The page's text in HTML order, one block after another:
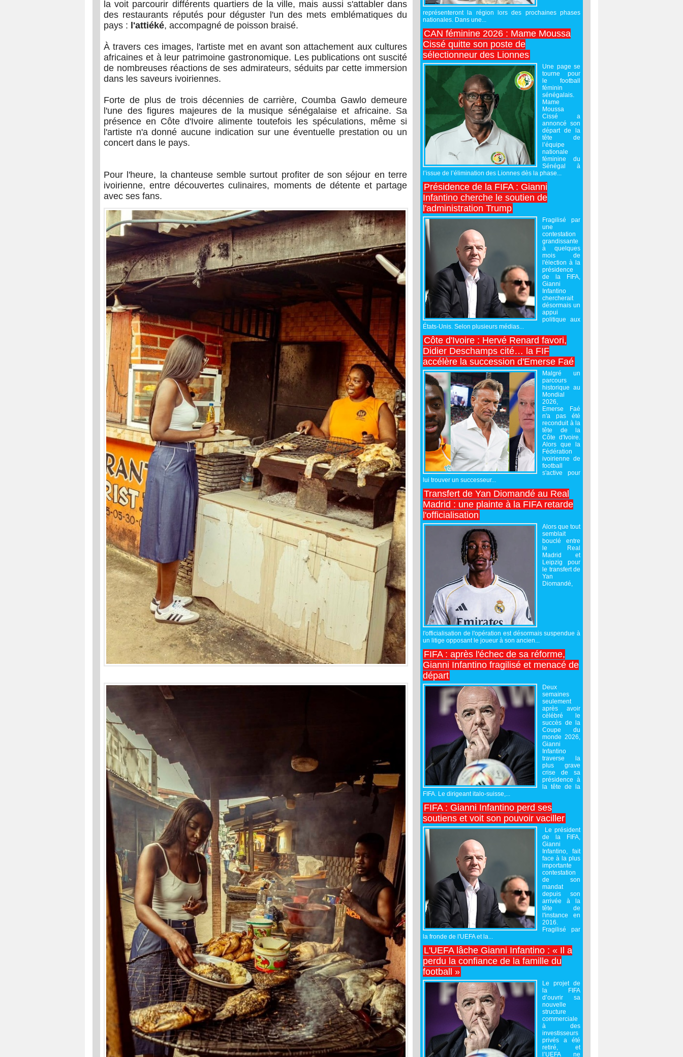
la voit parcourir différents quartiers de la ville, mais aussi s'attabler dans
des restaurants réputés pour déguster l'un des mets emblématiques du
pays : l'attiéké, accompagné de poisson braisé.
À travers ces images, l'artiste met en avant son attachement aux cultures
africaines et à leur patrimoine gastronomique. Les publications ont suscité
de nombreuses réactions de ses admirateurs, séduits par cette immersion
dans les saveurs ivoiriennes.
Forte de plus de trois décennies de carrière, Coumba Gawlo demeure
l'une des figures majeures de la musique sénégalaise et africaine. Sa
présence en Côte d'Ivoire alimente toutefois les spéculations, même si
l'artiste n'a donné aucune indication sur une éventuelle prestation ou un
concert dans le pays.
Pour l'heure, la chanteuse semble surtout profiter de son séjour en terre
ivoirienne, entre découvertes culinaires, moments de détente et partage
avec ses fans.
représenteront la région lors des prochaines phases
nationales. Dans une...
CAN féminine 2026 : Mame Moussa
Cissé quitte son poste de
sélectionneur des Lionnes
Une page se
tourne pour
le football
féminin
sénégalais.
Mame
Moussa
Cissé a
annoncé son
départ de la
tête de
l’équipe
nationale
féminine du
Sénégal à
l’issue de l’élimination des Lionnes dès la phase...
Présidence de la FIFA : Gianni
Infantino cherche le soutien de
l'administration Trump
Fragilisé par
une
contestation
grandissante
à quelques
mois de
l'élection à la
présidence
de la FIFA,
Gianni
Infantino
chercherait
désormais un
appui
politique aux
États-Unis. Selon plusieurs médias...
Côte d'Ivoire : Hervé Renard favori,
Didier Deschamps cité… la FIF
accélère la succession d'Emerse Faé
Malgré un
parcours
historique au
Mondial
2026,
Emerse Faé
n'a pas été
reconduit à la
tête de la
Côte d'Ivoire.
Alors que la
Fédération
ivoirienne de
football
s'active pour
lui trouver un successeur...
Transfert de Yan Diomandé au Real
Madrid : une plainte à la FIFA retarde
l'officialisation
Alors que tout
semblait
bouclé entre
le Real
Madrid et
Leipzig pour
le transfert de
Yan
Diomandé,
l'officialisation de l'opération est désormais suspendue à
un litige opposant le joueur à son ancien...
FIFA : après l'échec de sa réforme,
Gianni Infantino fragilisé et menacé de
départ
Deux
semaines
seulement
après avoir
célébré le
succès de la
Coupe du
monde 2026,
Gianni
Infantino
traverse la
plus grave
crise de sa
présidence à
la tête de la
FIFA. Le dirigeant italo-suisse,...
FIFA : Gianni Infantino perd ses
soutiens et voit son pouvoir vaciller
Le président
de la FIFA,
Gianni
Infantino, fait
face à la plus
importante
contestation
de son
mandat
depuis son
arrivée à la
tête de
l'instance en
2016.
Fragilisé par
la fronde de l'UEFA et la...
L'UEFA lâche Gianni Infantino : « Il a
perdu la confiance de la famille du
football »
Le projet de
la FIFA
d’ouvrir sa
nouvelle
structure
commerciale
à des
investisseurs
privés a été
retiré, et
l’UEFA ne